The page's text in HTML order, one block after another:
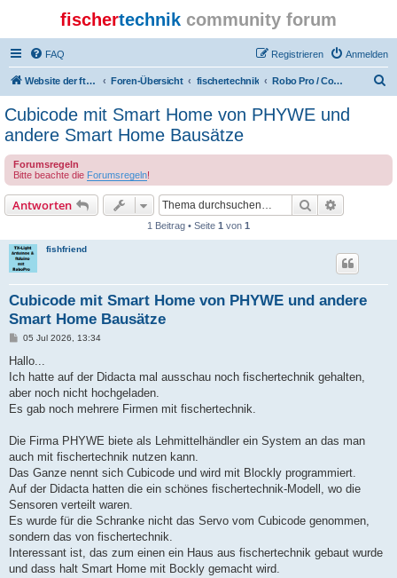
fischertechnik community forum
FAQ Anmelden
Registrieren
Website der ftcommunity Foren-Übersicht fischertechnik Robo Pro / Computing / Software
Cubicode mit Smart Home von PHYWE und
andere Smart Home Bausätze
Forumsregeln
Bitte beachte die Forumsregeln!
Antworten Suche
1 Beitrag • Seite 1 von 1
fishfriend
Cubicode mit Smart Home von PHYWE und andere
Smart Home Bausätze
B
i
r
a
05 Jul 2026, 13:34
Hallo...
Ich hatte auf der Didacta mal ausschau noch fischertechnik gehalten,
aber noch nicht hochgeladen.
Es gab noch mehrere Firmen mit fischertechnik.
Die Firma PHYWE biete als Lehmittelhändler ein System an das man
auch mit fischertechnik nutzen kann.
Das Ganze nennt sich Cubicode und wird mit Blockly programmiert.
Auf der Didacta hatten die ein schönes fischertechnik-Modell, wo die
Sensoren verteilt waren.
Es wurde für die Schranke nicht das Servo vom Cubicode genommen,
sondern das von fischertechnik.
Interessant ist, das zum einen ein Haus aus fischertechnik gebaut wurde
und dass halt Smart Home mit Bockly gemacht wird.